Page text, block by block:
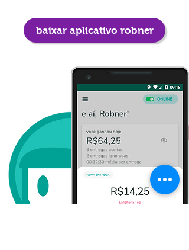
baixar aplicativo robner